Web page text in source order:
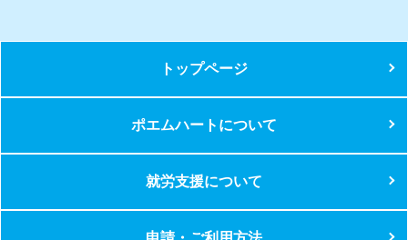
トップページ
ポエムハートについて
就労支援について